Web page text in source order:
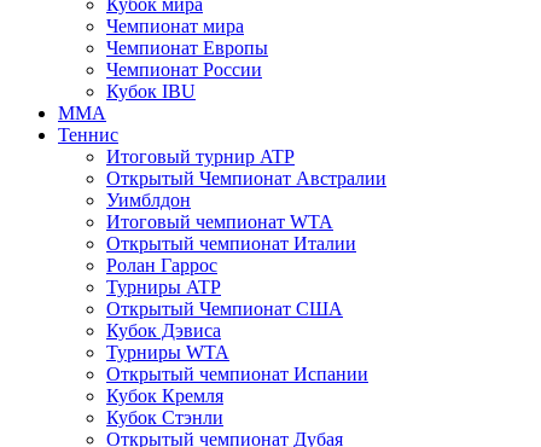
Чемпионат мира
Чемпионат Европы
Чемпионат России
Кубок IBU
MMA
Теннис
Итоговый турнир ATP
Открытый Чемпионат Австралии
Уимблдон
Итоговый чемпионат WTA
Открытый чемпионат Италии
Ролан Гаррос
Турниры ATP
Открытый Чемпионат США
Кубок Дэвиса
Турниры WTA
Открытый чемпионат Испании
Кубок Кремля
Кубок Стэнли
Открытый чемпионат Дубая